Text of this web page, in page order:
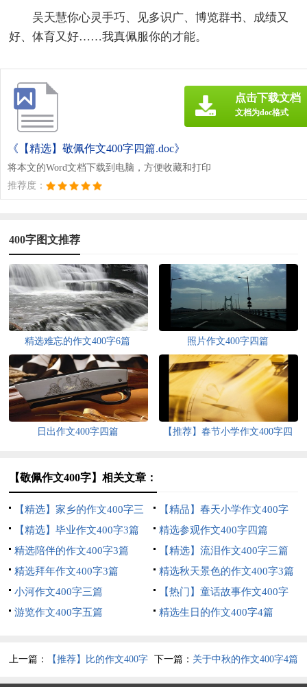
吴天慧你心灵手巧、见多识广、博览群书、成绩又
好、体育又好……我真佩服你的才能。
《【精选】敬佩作文400字四篇.doc》
将本文的Word文档下载到电脑，方便收藏和打印
推荐度：
点击下载文档
文档为doc格式
400字图文推荐
精选难忘的作文400字6篇 照片作文400字四篇
日出作文400字四篇
【推荐】春节小学作文400字四
【敬佩作文400字】相关文章：
【精选】家乡的作文400字三
篇
【精品】春天小学作文400字
四篇
【精选】毕业作文400字3篇
精选参观作文400字四篇
精选陪伴的作文400字3篇
【精选】流泪作文400字三篇
精选拜年作文400字3篇
精选秋天景色的作文400字3篇
小河作文400字三篇
【热门】童话故事作文400字
集合7篇
游览作文400字五篇 精选生日的作文400字4篇
上一篇： 【推荐】比的作文400字 下一篇： 关于中秋的作文400字4篇